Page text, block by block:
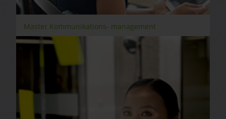
Master Kommunikations- management